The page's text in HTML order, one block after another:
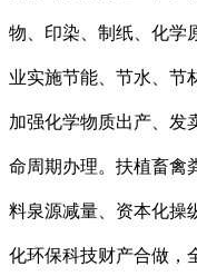
物、印染、制纸、化学
业实施节能、节水、节
加强化学物质出产、发
命周期办理。扶植畜禽
料泉源减量、资本化操
化环保科技财产合做，